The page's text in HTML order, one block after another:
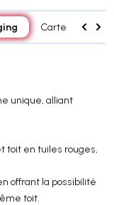
Carte
unique, alliant
toit en tuiles rouges,
offrant la possibilité
toit.